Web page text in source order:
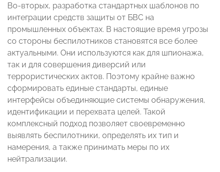
Во-вторых, разработка стандартных шаблонов по
интеграции средств защиты от БВС на
промышленных объектах. В настоящие время угрозы
со стороны беспилотников становятся все более
актуальными. Они используются как для шпионажа,
так и для совершения диверсий или
террористических актов. Поэтому крайне важно
сформировать единые стандарты, единые
интерфейсы объединяющие системы обнаружения,
идентификации и перехвата целей. Такой
комплексный подход позволяет своевременно
выявлять беспилотники, определять их тип и
намерения, а также принимать меры по их
нейтрализации.